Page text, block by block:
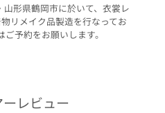
山形県鶴岡市に於いて、衣裳レ
リメイク品製造を行なってお
予約をお願いします。
レビュー